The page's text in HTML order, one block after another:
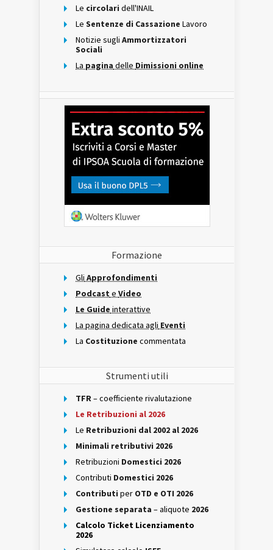
Le circolari dell'INAIL
Le Sentenze di Cassazione Lavoro
Notizie sugli Ammortizzatori
Sociali
La pagina delle Dimissioni online
Formazione
Gli Approfondimenti
Podcast e Video
Le Guide interattive
La pagina dedicata agli Eventi
La Costituzione commentata
Strumenti utili
TFR– coefficiente rivalutazione
Le Retribuzioni al 2026
Le Retribuzioni dal 2002 al 2026
Minimali retributivi 2026
Retribuzioni Domestici 2026
Contributi Domestici 2026
Contributi per OTD e OTI 2026
Gestione separata – aliquote 2026
Calcolo Ticket Licenziamento
2026